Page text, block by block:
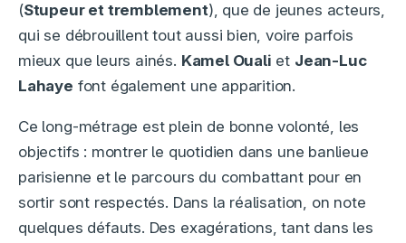
(Stupeur et tremblement), que de jeunes acteurs,
qui se débrouillent tout aussi bien, voire parfois
mieux que leurs ainés. Kamel Ouali et Jean-Luc
Lahaye font également une apparition.
Ce long-métrage est plein de bonne volonté, les
objectifs : montrer le quotidien dans une banlieue
parisienne et le parcours du combattant pour en
sortir sont respectés. Dans la réalisation, on note
quelques défauts. Des exagérations, tant dans les